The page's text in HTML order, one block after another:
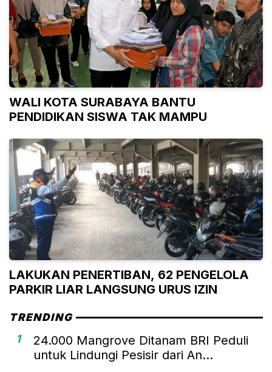
WALI KOTA SURABAYA BANTU
PENDIDIKAN SISWA TAK MAMPU
LAKUKAN PENERTIBAN, 62 PENGELOLA
PARKIR LIAR LANGSUNG URUS IZIN
TRENDING
1
24.000 Mangrove Ditanam BRI Peduli
untuk Lindungi Pesisir dari An...